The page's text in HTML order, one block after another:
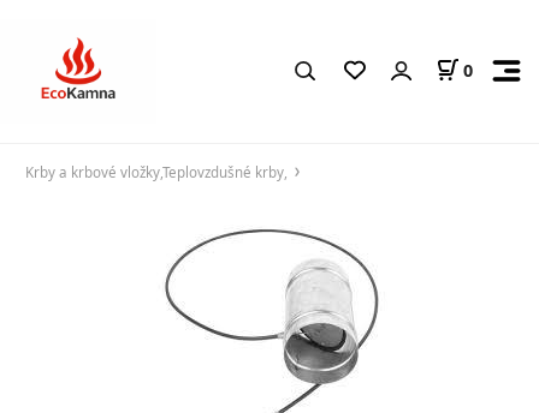
0
Krby a krbové vložky,Teplovzdušné krby,